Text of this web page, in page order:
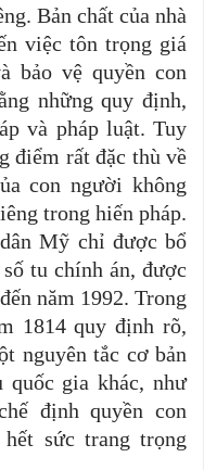
Bản chất của nhà
việc tôn trọng giá
bảo vệ quyền con
những quy định,
và pháp luật. Tuy
điểm rất đặc thù về
con người không
trong hiến pháp.
Mỹ chỉ được bổ
tu chính án, được
năm 1992. Trong
1814 quy định rõ,
nguyên tắc cơ bản
gia khác, như
định quyền con
sức trang trọng